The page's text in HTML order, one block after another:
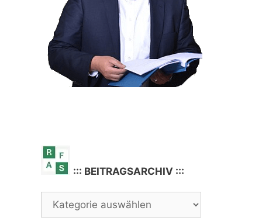
::: BEITRAGSARCHIV :::